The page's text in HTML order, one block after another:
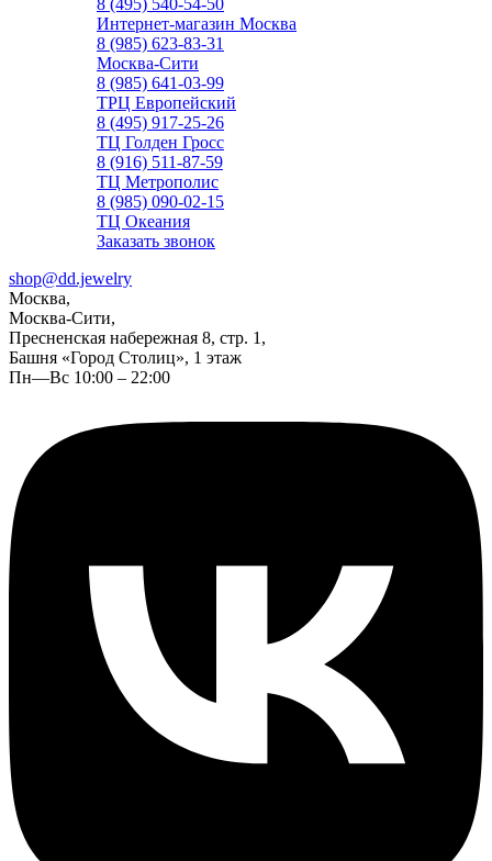
8 (495) 540-54-50
Интернет-магазин Москва
8 (985) 623-83-31
Москва-Сити
8 (985) 641-03-99
ТРЦ Европейский
8 (495) 917-25-26
ТЦ Голден Гросс
8 (916) 511-87-59
ТЦ Метрополис
8 (985) 090-02-15
ТЦ Океания
Заказать звонок
shop@dd.jewelry
Москва,
Москва-Сити,
Пресненская набережная 8, стр. 1,
Башня «Город Столиц», 1 этаж
Пн—Вс 10:00 – 22:00